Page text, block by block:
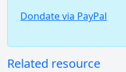
Dondate via PayPal
Related resource